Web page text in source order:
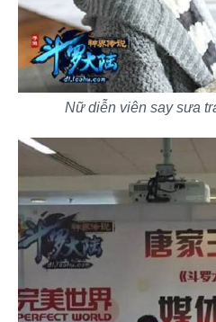
Nữ diễn viên say sưa